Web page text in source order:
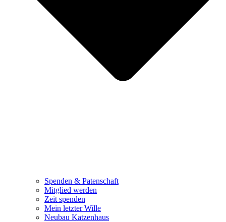
Spenden & Patenschaft
Mitglied werden
Zeit spenden
Mein letzter Wille
Neubau Katzenhaus